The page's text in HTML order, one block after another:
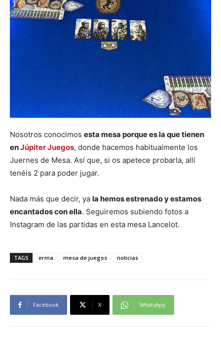
Nosotros conocimos esta mesa porque es la que tienen
enJúpiter Juegos, donde hacemos habitualmente los
Juernes de Mesa. Así que, si os apetece probarla, allí
tenéis 2 para poder jugar.
Nada más que decir, ya la hemos estrenado y estamos
encantados con ella. Seguiremos subiendo fotos a
Instagram de las partidas en esta mesa Lancelot.
TAGS erma mesa de juegos noticias
Facebook X WhatsApp